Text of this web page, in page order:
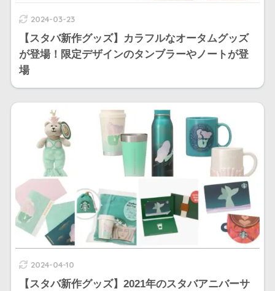
2024-03-23
【スタバ新作グッズ】カラフルなオータムグッズ
が登場！限定デザインのタンブラーやノートが登
場
2024-04-10
【スタバ新作グッズ】2021年のスタバアニバーサ